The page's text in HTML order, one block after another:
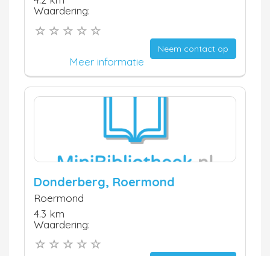
Waardering:
Neem contact op
Meer informatie
Donderberg, Roermond
Roermond
4.3 km
Waardering: